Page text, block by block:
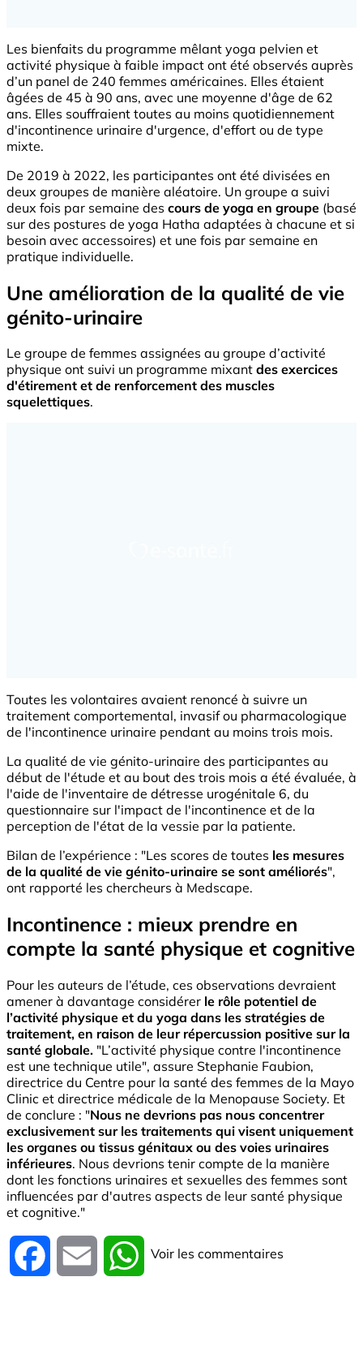
Les bienfaits du programme mêlant yoga pelvien et
activité physique à faible impact ont été observés auprès
d’un panel de 240 femmes américaines. Elles étaient
âgées de 45 à 90 ans, avec une moyenne d'âge de 62
ans. Elles souffraient toutes au moins quotidiennement
d'incontinence urinaire d'urgence, d'effort ou de type
mixte.
De 2019 à 2022, les participantes ont été divisées en
deux groupes de manière aléatoire. Un groupe a suivi
deux fois par semaine des cours de yoga en groupe (basé
sur des postures de yoga Hatha adaptées à chacune et si
besoin avec accessoires) et une fois par semaine en
pratique individuelle.
Une amélioration de la qualité de vie
génito-urinaire
Le groupe de femmes assignées au groupe d’activité
physique ont suivi un programme mixant des exercices
d'étirement et de renforcement des muscles
squelettiques.
Toutes les volontaires avaient renoncé à suivre un
traitement comportemental, invasif ou pharmacologique
de l'incontinence urinaire pendant au moins trois mois.
La qualité de vie génito-urinaire des participantes au
début de l'étude et au bout des trois mois a été évaluée, à
l'aide de l'inventaire de détresse urogénitale 6, du
questionnaire sur l'impact de l'incontinence et de la
perception de l'état de la vessie par la patiente.
Bilan de l’expérience : "Les scores de toutes les mesures
de la qualité de vie génito-urinaire se sont améliorés",
ont rapporté les chercheurs à Medscape.
Incontinence : mieux prendre en
compte la santé physique et cognitive
Pour les auteurs de l’étude, ces observations devraient
amener à davantage considérer le rôle potentiel de
l’activité physique et du yoga dans les stratégies de
traitement, en raison de leur répercussion positive sur la
santé globale. "L’activité physique contre l'incontinence
est une technique utile", assure Stephanie Faubion,
directrice du Centre pour la santé des femmes de la Mayo
Clinic et directrice médicale de la Menopause Society. Et
de conclure : "Nous ne devrions pas nous concentrer
exclusivement sur les traitements qui visent uniquement
les organes ou tissus génitaux ou des voies urinaires
inférieures. Nous devrions tenir compte de la manière
dont les fonctions urinaires et sexuelles des femmes sont
influencées par d'autres aspects de leur santé physique
et cognitive."
Facebook Email WhatsApp
Voir les commentaires